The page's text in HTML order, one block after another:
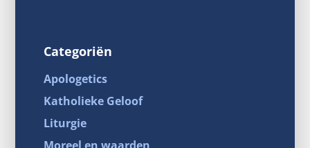
Categoriën
Apologetics
Katholieke Geloof
Liturgie